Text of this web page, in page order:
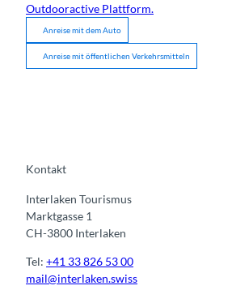
Outdooractive Plattform.
Anreise mit dem Auto
Anreise mit öffentlichen Verkehrsmitteln
Kontakt
Interlaken Tourismus
Marktgasse 1
CH-3800 Interlaken
Tel: +41 33 826 53 00
mail@interlaken.swiss